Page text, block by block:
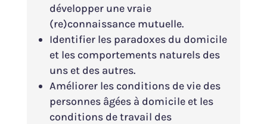
développer une vraie
(re)connaissance mutuelle.
Identifier les paradoxes du domicile
et les comportements naturels des
uns et des autres.
Améliorer les conditions de vie des
personnes âgées à domicile et les
conditions de travail des